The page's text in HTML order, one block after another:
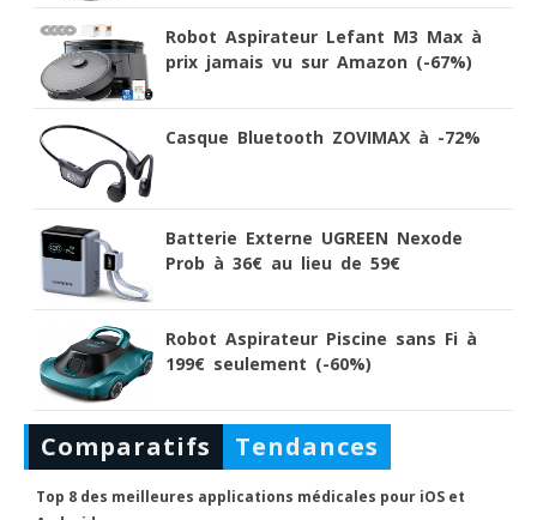
Robot Aspirateur Lefant M3 Max à
prix jamais vu sur Amazon (-67%)
Casque Bluetooth ZOVIMAX à -72%
Batterie Externe UGREEN Nexode
Prob à 36€ au lieu de 59€
Robot Aspirateur Piscine sans Fi à
199€ seulement (-60%)
Comparatifs Tendances
Top 8 des meilleures applications médicales pour iOS et